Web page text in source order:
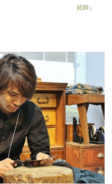
絵師 」